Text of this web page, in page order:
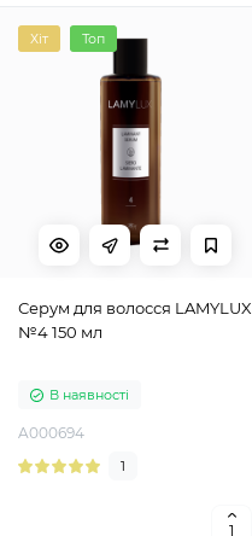
Хіт Топ
Серум для волосся LAMYLUX
№4 150 мл
В наявності
A000694
1